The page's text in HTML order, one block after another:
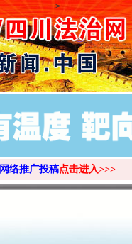
>
网络推广投稿点击进入>>>